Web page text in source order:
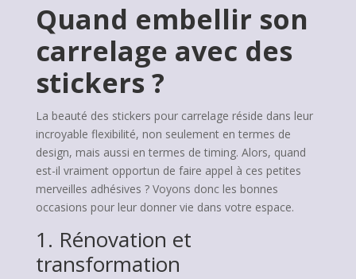
Quand embellir son
carrelage avec des
stickers ?
La beauté des stickers pour carrelage réside dans leur
incroyable flexibilité, non seulement en termes de
design, mais aussi en termes de timing. Alors, quand
est-il vraiment opportun de faire appel à ces petites
merveilles adhésives ? Voyons donc les bonnes
occasions pour leur donner vie dans votre espace.
1. Rénovation et
transformation